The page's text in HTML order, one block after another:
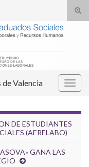
el
Valencia
DE ESTUDIANTES
(AERELABO)
GANA LAS